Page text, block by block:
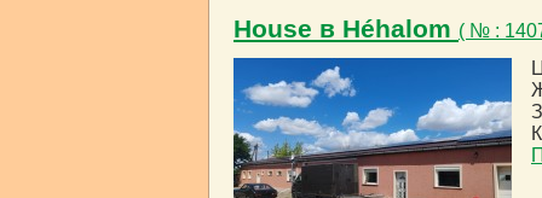
House в Héhalom ( № :